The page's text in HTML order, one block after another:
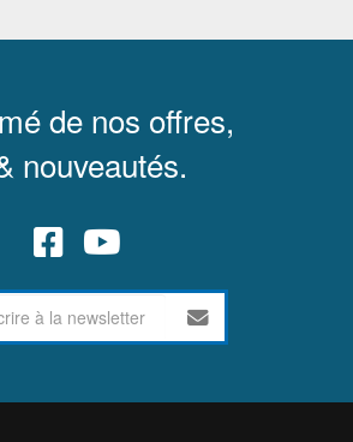
de nos offres,
nouveautés.